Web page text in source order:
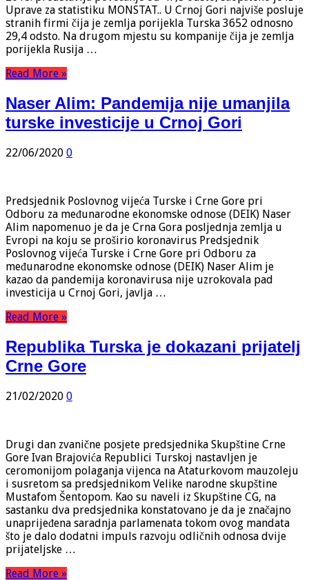
Uprave za statistiku MONSTAT.. U Crnoj Gori najviše posluje
stranih firmi čija je zemlja porijekla Turska 3652 odnosno
29,4 odsto. Na drugom mjestu su kompanije čija je zemlja
porijekla Rusija …
Read More »
Naser Alim: Pandemija nije umanjila
turske investicije u Crnoj Gori
22/06/2020 0
Predsjednik Poslovnog vijeća Turske i Crne Gore pri
Odboru za međunarodne ekonomske odnose (DEIK) Naser
Alim napomenuo je da je Crna Gora posljednja zemlja u
Evropi na koju se proširio koronavirus Predsjednik
Poslovnog vijeća Turske i Crne Gore pri Odboru za
međunarodne ekonomske odnose (DEIK) Naser Alim je
kazao da pandemija koronavirusa nije uzrokovala pad
investicija u Crnoj Gori, javlja …
Read More »
Republika Turska je dokazani prijatelj
Crne Gore
21/02/2020 0
Drugi dan zvanične posjete predsjednika Skupštine Crne
Gore Ivan Brajovića Republici Turskoj nastavljen je
ceromonijom polaganja vijenca na Ataturkovom mauzoleju
i susretom sa predsjednikom Velike narodne skupštine
Mustafom Šentopom. Kao su naveli iz Skupštine CG, na
sastanku dva predsjednika konstatovano je da je značajno
unaprijeđena saradnja parlamenata tokom ovog mandata
što je dalo dodatni impuls razvoju odličnih odnosa dvije
prijateljske …
Read More »